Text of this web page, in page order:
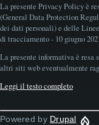
La presente Privacy Policy è
(General Data Protection
dei dati personali) e delle
di tracciamento - 10 giugno
La presente informativa è resa
altri siti web eventualmente
Leggi il testo completo
Powered by Drupal